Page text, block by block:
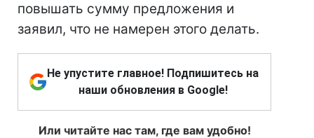
повышать сумму предложения и
заявил, что не намерен этого делать.
Не упустите главное! Подпишитесь на
наши обновления в Google!
Или читайте нас там, где вам удобно!